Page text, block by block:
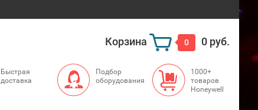
Корзина 0 0 руб.
Быстрая
доставка
Подбор
оборудования
1000+
товаров
Honeywell